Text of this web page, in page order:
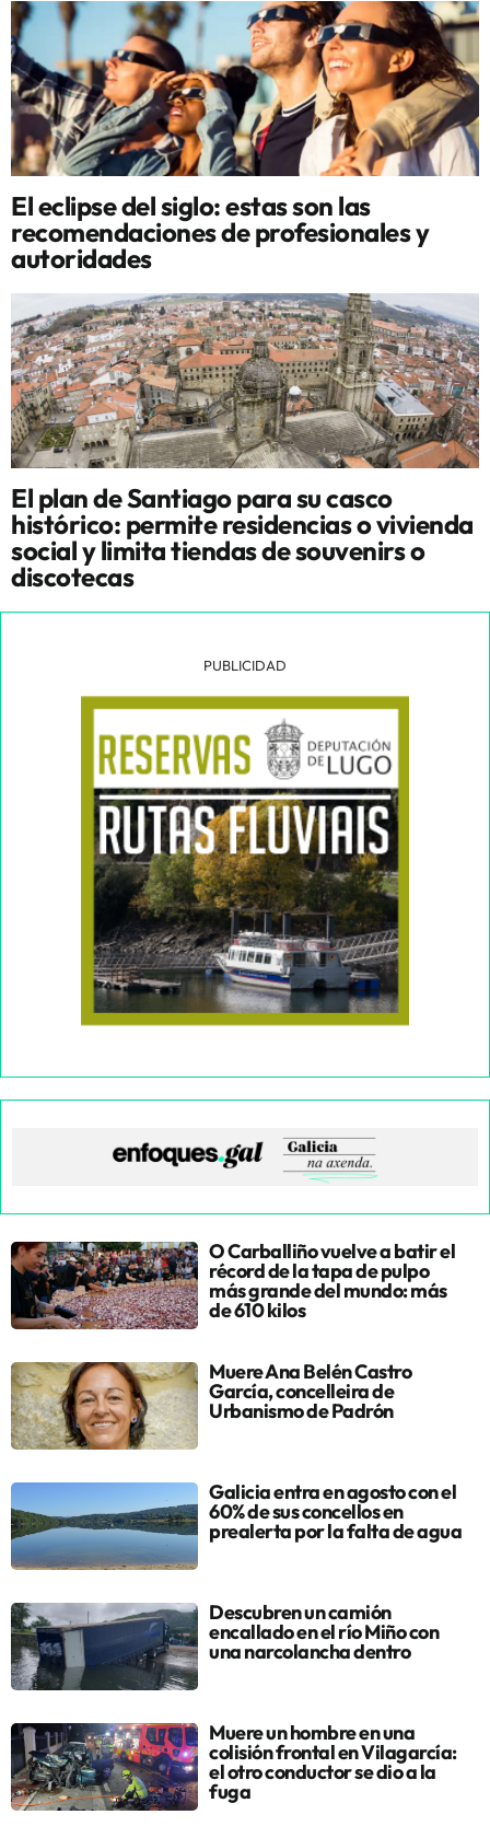
El eclipse del siglo: estas son las
recomendaciones de profesionales y
autoridades
El plan de Santiago para su casco
histórico: permite residencias o vivienda
social y limita tiendas de souvenirs o
discotecas
PUBLICIDAD
O Carballiño vuelve a batir el
récord de la tapa de pulpo
más grande del mundo: más
de 610 kilos
Muere Ana Belén Castro
García, concelleira de
Urbanismo de Padrón
Galicia entra en agosto con el
60% de sus concellos en
prealerta por la falta de agua
Descubren un camión
encallado en el río Miño con
una narcolancha dentro
Muere un hombre en una
colisión frontal en Vilagarcía:
el otro conductor se dio a la
fuga